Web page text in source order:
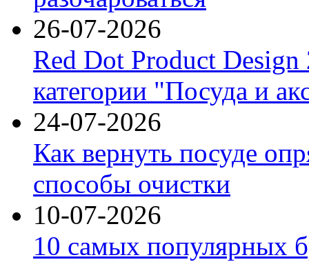
26-07-2026
Red Dot Product Design
категории "Посуда и
24-07-2026
Как вернуть посуде
способы очистки
10-07-2026
10 самых популярных